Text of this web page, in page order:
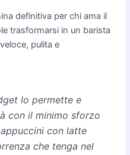
definitiva per chi ama il
trasformarsi in un barista
pulita e
lo permette e
con il minimo sforzo
con latte
che tenga nel